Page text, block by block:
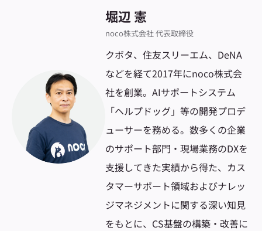
堀辺 憲
noco株式会社 代表取締役
クボタ、住友スリーエム、DeNA
などを経て2017年にnoco株式会
社を創業。AIサポートシステム
「ヘルプドッグ」等の開発プロデ
ューサーを務める。数多くの企業
のサポート部門・現場業務のDXを
支援してきた実績から得た、カス
タマーサポート領域およびナレッ
ジマネジメントに関する深い知見
をもとに、CS基盤の構築・改善に